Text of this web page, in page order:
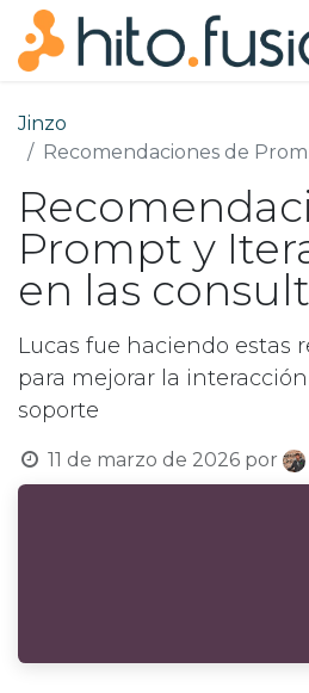
Jinzo
Recomendaciones de Prompt y
Prompt y
en las
Lucas fue haciendo estas
para mejorar la
soporte
11 de marzo de 2026 por